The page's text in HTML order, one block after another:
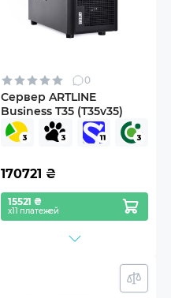
0
Сервер ARTLINE
Business T35 (T35v35)
170721 ₴
15521 ₴
х11 платежей